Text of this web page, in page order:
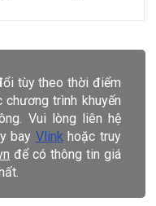
tùy theo thời điểm
trình khuyến
Vui lòng liên hệ
bay Vlinkhoặc truy
để có thông tin giá